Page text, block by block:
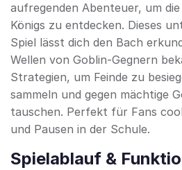
aufregenden Abenteuer, um
Königs zu entdecken. Dieses
Spiel lässt dich den Bach
Wellen von Goblin-Gegnern
Strategien, um Feinde zu
sammeln und gegen mächtige
tauschen. Perfekt für Fans
und Pausen in der Schule.
Spielablauf &